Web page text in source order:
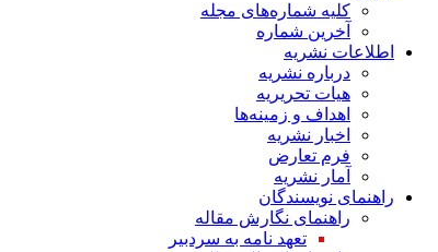
کلیه شماره‌های مجله
آخرین شماره
اطلاعات نشریه
درباره نشریه
هیات تحریریه
اهداف و زمینه‌ها
اخبار نشریه
فرم تعارض
آمار نشریه
راهنمای نویسندگان
راهنمای نگارش مقاله
تعهد نامه به سردبیر